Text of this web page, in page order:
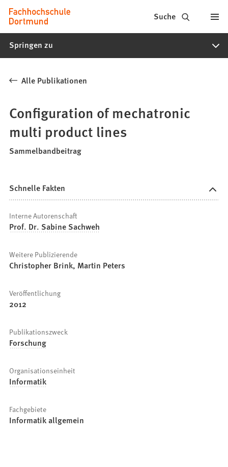
Inhalt anspringen
Fachhochschule
Dortmund
-
Studiengänge,
Bewerbung
Suche
Springen zu
Alle Publikationen
Configuration of mechatronic
multi product lines
Sammelbandbeitrag
Schnelle Fakten
Interne Autorenschaft
Prof. Dr. Sabine Sachweh
Weitere Publizierende
Christopher Brink, Martin Peters
Veröffentlichung
2012
Publikationszweck
Forschung
Organisationseinheit
Informatik
Fachgebiete
Informatik allgemein